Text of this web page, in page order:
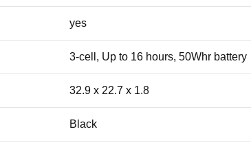
yes
3-cell, Up to 16 hours, 50Whr battery
32.9 x 22.7 x 1.8
Black